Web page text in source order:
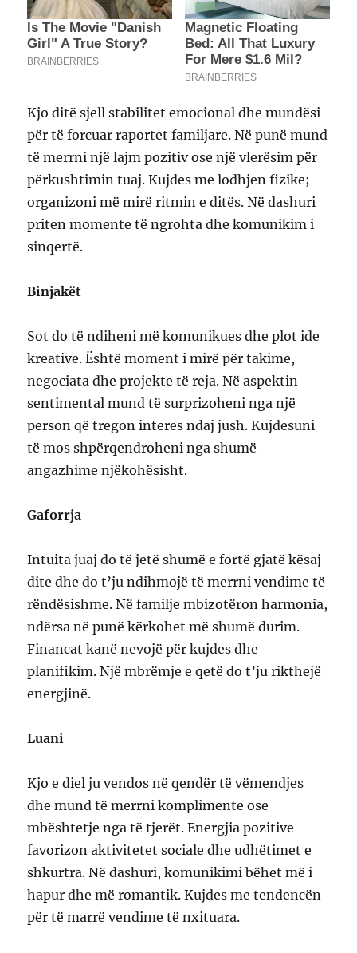
Kjo ditë sjell stabilitet emocional dhe mundësi
për të forcuar raportet familjare. Në punë mund
të merrni një lajm pozitiv ose një vlerësim për
përkushtimin tuaj. Kujdes me lodhjen fizike;
organizoni më mirë ritmin e ditës. Në dashuri
priten momente të ngrohta dhe komunikim i
sinqertë.
Binjakët
Sot do të ndiheni më komunikues dhe plot ide
kreative. Është moment i mirë për takime,
negociata dhe projekte të reja. Në aspektin
sentimental mund të surprizoheni nga një
person që tregon interes ndaj jush. Kujdesuni
të mos shpërqendroheni nga shumë
angazhime njëkohësisht.
Gaforrja
Intuita juaj do të jetë shumë e fortë gjatë kësaj
dite dhe do t’ju ndihmojë të merrni vendime të
rëndësishme. Në familje mbizotëron harmonia,
ndërsa në punë kërkohet më shumë durim.
Financat kanë nevojë për kujdes dhe
planifikim. Një mbrëmje e qetë do t’ju rikthejë
energjinë.
Luani
Kjo e diel ju vendos në qendër të vëmendjes
dhe mund të merrni komplimente ose
mbështetje nga të tjerët. Energjia pozitive
favorizon aktivitetet sociale dhe udhëtimet e
shkurtra. Në dashuri, komunikimi bëhet më i
hapur dhe më romantik. Kujdes me tendencën
për të marrë vendime të nxituara.